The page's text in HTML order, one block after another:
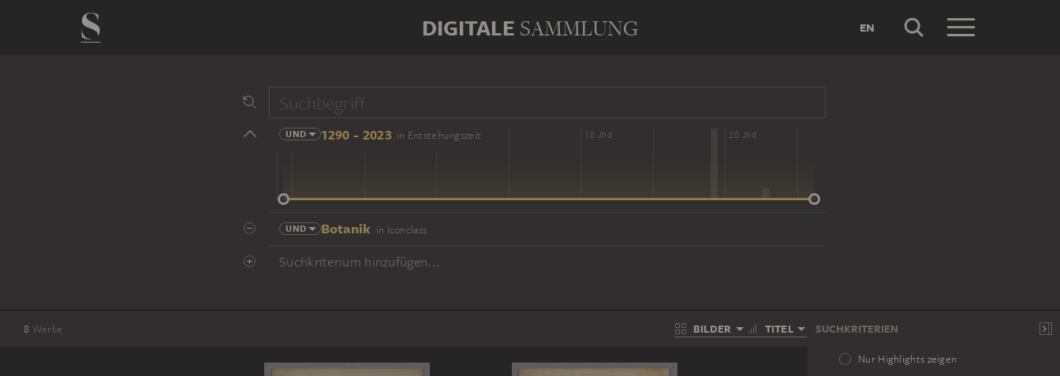
DIGITALE SAMMLUNG EN
UND 1290 - 2023 in Entstehungszeit
14 Jhd 16 Jhd 18 Jhd 20 Jhd
UND Botanik in Iconclass
Suchkriterium hinzufügen...
8 Werke BILDER TITEL SUCHKRITERIEN
Nur Highlights zeigen